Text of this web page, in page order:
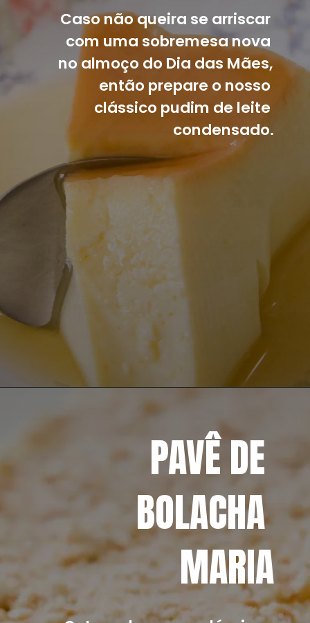
Caso não queira se arriscar
com uma sobremesa nova
no almoço do Dia das Mães,
então prepare o nosso
clássico pudim de leite
condensado.
PAVÊ DE
BOLACHA
MARIA